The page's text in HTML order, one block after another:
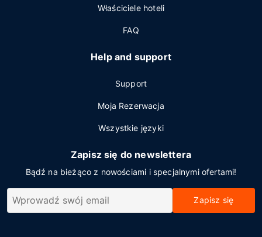
Właściciele hoteli
FAQ
Help and support
Support
Moja Rezerwacja
Wszystkie języki
Zapisz się do newslettera
Bądź na bieżąco z nowościami i specjalnymi ofertami!
Zapisz się